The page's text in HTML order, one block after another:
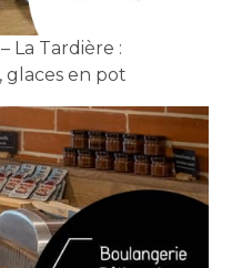
La Tardière :
glaces en pot